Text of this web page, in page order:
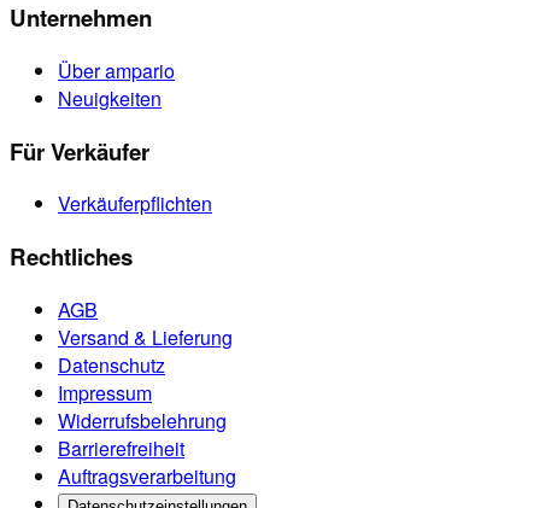
Unternehmen
Über ampario
Neuigkeiten
Für Verkäufer
Verkäuferpflichten
Rechtliches
AGB
Versand & Lieferung
Datenschutz
Impressum
Widerrufsbelehrung
Barrierefreiheit
Auftragsverarbeitung